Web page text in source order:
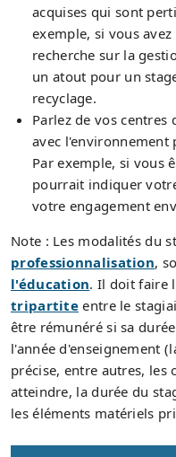
acquises qui sont
exemple, si vous
recherche sur la
un atout pour un
recyclage.
Parlez de vos
avec l'environnement
Par exemple, si vous
pourrait indiquer
votre engagement
Note : Les modalités du
professionnalisation,
l'éducation. Il doit faire
tripartite entre le
être rémunéré si sa
l'année d'enseignement
précise, entre autres, les
atteindre, la durée du
les éléments matériels